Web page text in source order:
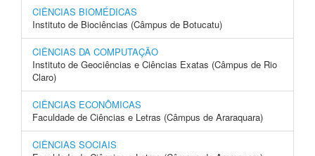
CIÊNCIAS BIOMÉDICAS
Instituto de Biociências (Câmpus de Botucatu)
CIÊNCIAS DA COMPUTAÇÃO
Instituto de Geociências e Ciências Exatas (Câmpus de Rio
Claro)
CIÊNCIAS ECONÔMICAS
Faculdade de Ciências e Letras (Câmpus de Araraquara)
CIÊNCIAS SOCIAIS